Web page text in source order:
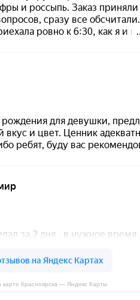
карте Красноярска — Яндекс Карты